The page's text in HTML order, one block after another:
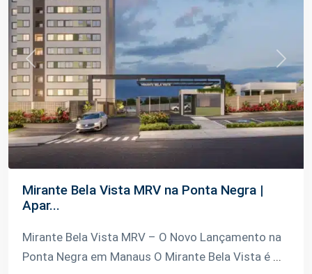
Previous Next
Mirante Bela Vista MRV na Ponta Negra |
Apar...
Mirante Bela Vista MRV – O Novo Lançamento na
Ponta Negra em Manaus O Mirante Bela Vista é ...